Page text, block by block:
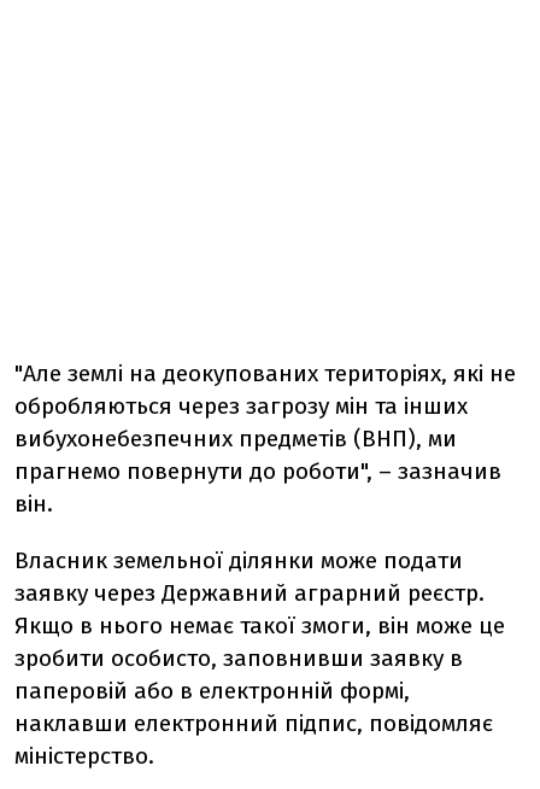
"Але землі на деокупованих територіях, які не
обробляються через загрозу мін та інших
вибухонебезпечних предметів (ВНП), ми
прагнемо повернути до роботи", – зазначив
він.
Власник земельної ділянки може подати
заявку через Державний аграрний реєстр.
Якщо в нього немає такої змоги, він може це
зробити особисто, заповнивши заявку в
паперовій або в електронній формі,
наклавши електронний підпис, повідомляє
міністерство.